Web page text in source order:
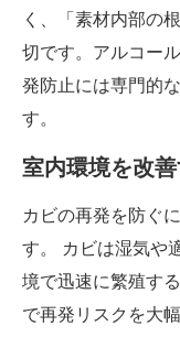
く、「素材内部の
切です。アルコー
発防止には専門的
す。
室内環境を改
カビの再発を防ぐ
す。 カビは湿気や
境で迅速に繁殖す
で再発リスクを大